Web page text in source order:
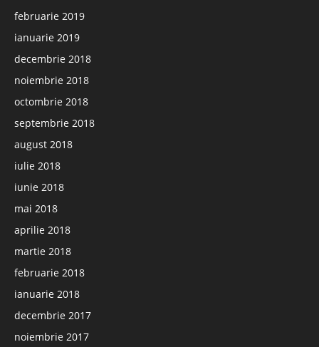
februarie 2019
ianuarie 2019
decembrie 2018
noiembrie 2018
octombrie 2018
septembrie 2018
august 2018
iulie 2018
iunie 2018
mai 2018
aprilie 2018
martie 2018
februarie 2018
ianuarie 2018
decembrie 2017
noiembrie 2017